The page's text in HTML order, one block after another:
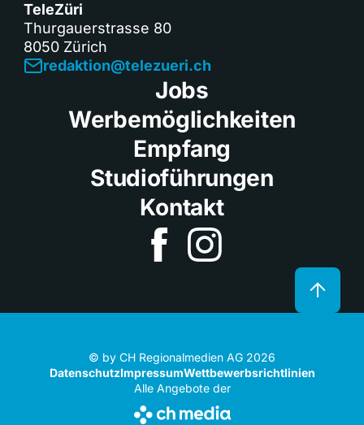
TeleZüri
Thurgauerstrasse 80
8050 Zürich
redaktion@telezueri.ch
Jobs
Werbemöglichkeiten
Empfang
Studioführungen
Kontakt
© by CH Regionalmedien AG 2026
DatenschutzImpressumWettbewerbsrichtlinien
Alle Angebote der